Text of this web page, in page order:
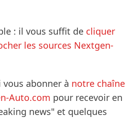
: il vous suffit de cliquer
les sources Nextgen-
vous abonner à notre chaîne
Auto.com pour recevoir en
news" et quelques